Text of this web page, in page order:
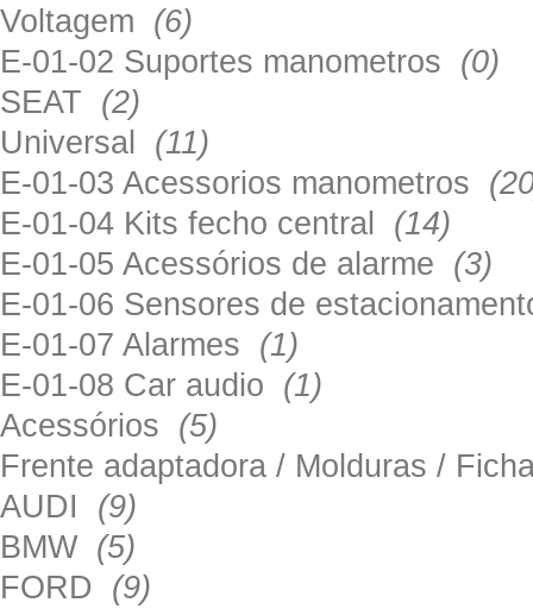
Voltagem (6)
E-01-02 Suportes manometros (0)
SEAT (2)
Universal (11)
E-01-03 Acessorios manometros
E-01-04 Kits fecho central (14)
E-01-05 Acessórios de alarme (3)
E-01-06 Sensores de
E-01-07 Alarmes (1)
E-01-08 Car audio (1)
Acessórios (5)
Frente adaptadora / Molduras /
AUDI (9)
BMW (5)
FORD (9)